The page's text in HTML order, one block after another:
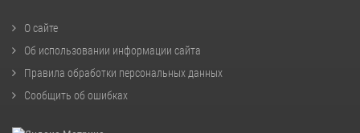
О сайте
Об использовании информации сайта
Правила обработки персональных данных
Сообщить об ошибках